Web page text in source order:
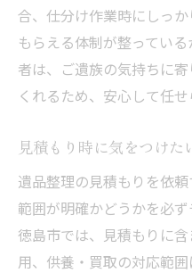
合、仕分け作業時にしっ
もらえる体制が整ってい
者は、ご遺族の気持ちに
くれるため、安心して任せ
見積もり時に気をつけ
遺品整理の見積もりを依
範囲が明確かどうかを必
徳島市では、見積もりに
用、供養・買取の対応範